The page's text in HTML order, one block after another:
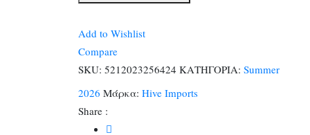
αυγό
ποσότητα
Add to Wishlist
Compare
SKU: 5212023256424 ΚΑΤΗΓΟΡΙΑ: Summer
2026 Μάρκα:Hive Imports
Share :